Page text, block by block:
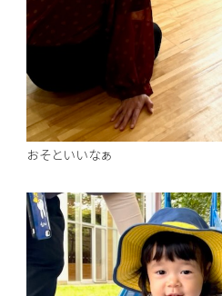
おそといいなぁ